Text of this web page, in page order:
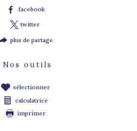
facebook
twitter
plus de partage
Nos outils
sélectionner
calculatrice
imprimer